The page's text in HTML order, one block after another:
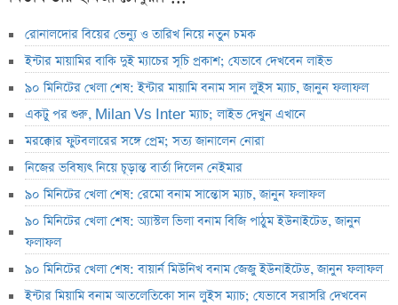
রোনালদোর বিয়ের ভেন্যু ও তারিখ নিয়ে নতুন চমক
ইন্টার মায়ামির বাকি দুই ম্যাচের সূচি প্রকাশ; যেভাবে দেখবেন লাইভ
৯০ মিনিটের খেলা শেষ: ইন্টার মায়ামি বনাম সান লুইস ম্যাচ, জানুন ফলাফল
একটু পর শুরু, Milan Vs Inter ম্যাচ; লাইভ দেখুন এখানে
মরক্কোর ফুটবলারের সঙ্গে প্রেম; সত্য জানালেন নোরা
নিজের ভবিষ্যৎ নিয়ে চূড়ান্ত বার্তা দিলেন নেইমার
৯০ মিনিটের খেলা শেষ: রেমো বনাম সান্তোস ম্যাচ, জানুন ফলাফল
৯০ মিনিটের খেলা শেষ: অ্যাস্টল ভিলা বনাম বিজি পাঠুম ইউনাইটেড, জানুন
ফলাফল
৯০ মিনিটের খেলা শেষ: বায়ার্ন মিউনিখ বনাম জেজু ইউনাইটেড, জানুন ফলাফল
ইন্টার মিয়ামি বনাম আতলেতিকো সান লুইস ম্যাচ; যেভাবে সরাসরি দেখবেন